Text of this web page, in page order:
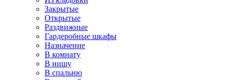
Закрытые
Открытые
Раздвижные
Гардеробные шкафы
Назначение
В комнату
В нишу
В спальню